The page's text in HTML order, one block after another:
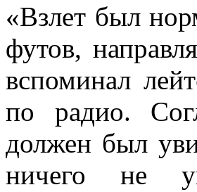
«Взлет был
футов,
вспоминал
по радио.
должен был
ничего не